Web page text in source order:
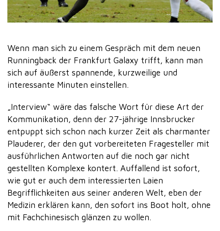
Wenn man sich zu einem Gespräch mit dem neuen
Runningback der Frankfurt Galaxy trifft, kann man
sich auf äußerst spannende, kurzweilige und
interessante Minuten einstellen.
„Interview“ wäre das falsche Wort für diese Art der
Kommunikation, denn der 27-jährige Innsbrucker
entpuppt sich schon nach kurzer Zeit als charmanter
Plauderer, der den gut vorbereiteten Fragesteller mit
ausführlichen Antworten auf die noch gar nicht
gestellten Komplexe kontert. Auffallend ist sofort,
wie gut er auch dem interessierten Laien
Begrifflichkeiten aus seiner anderen Welt, eben der
Medizin erklären kann, den sofort ins Boot holt, ohne
mit Fachchinesisch glänzen zu wollen.